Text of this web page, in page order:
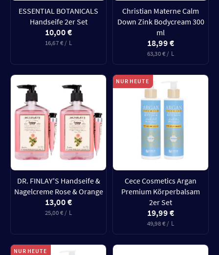
ESSENTIAL BOTANICALS
Handseife 2er Set
10,00 €
16,67 € / L
Christian Materne Calm
Down Zink Bodycream 300
ml
18,99 €
63,30 € / L
DR. FINLAY'S Handseife &
Nagelcreme Rose & Orange
13,00 €
25,00 € / L
NUR HEUTE
Cece Cosmetics Argan
Premium Körperbalsam
2er Set
19,99 €
49,98 € / L
NUR HEUTE